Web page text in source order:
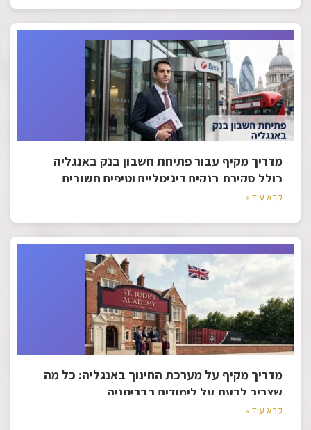
מדריך מקיף עבור פתיחת חשבון בנק באנגליה
כולל סקירת בנקים דיגיטליים וטיפים חשובים
קרא עוד »
מדריך מקיף על מערכת החינוך באנגליה: כל מה
שצריך לדעת על לימודים בבריטניה
קרא עוד »